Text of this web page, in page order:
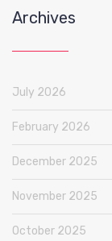
Archives
July 2026
February 2026
December 2025
November 2025
October 2025